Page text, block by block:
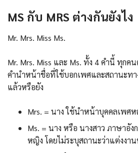
MS กับ MRS ต่างกันยังไง
Mr. Mrs. Miss Ms.
Mr. Mrs. Miss และ Ms. ทั้ง 4 คำนี้ ทุกค
คำนำหน้าชื่อที่ใช้บอกเพศและสถานะท
แล้วหรือยัง
Mrs. = นาง ใช้นำหน้าบุคคลเพศ
Ms. = นาง หรือ นางสาว ภาษาอั
หญิง โดยไม่ระบุสถานะว่าแต่งงา